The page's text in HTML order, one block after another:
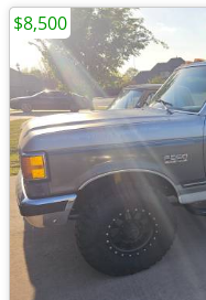
$8,500